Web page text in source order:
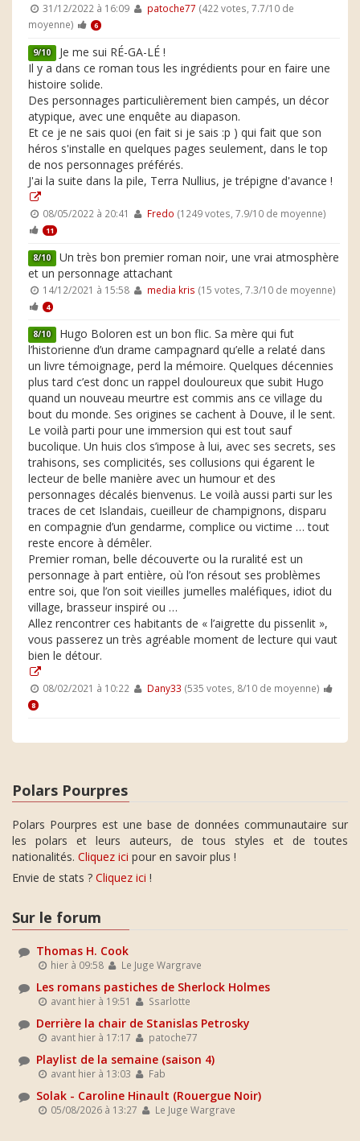
31/12/2022 à 16:09 patoche77 (422 votes, 7.7/10 de
moyenne)
6
9/10 Je me sui RÉ-GA-LÉ !
Il y a dans ce roman tous les ingrédients pour en faire une
histoire solide.
Des personnages particulièrement bien campés, un décor
atypique, avec une enquête au diapason.
Et ce je ne sais quoi (en fait si je sais :p ) qui fait que son
héros s'installe en quelques pages seulement, dans le top
de nos personnages préférés.
J'ai la suite dans la pile, Terra Nullius, je trépigne d'avance !
08/05/2022 à 20:41 Fredo (1249 votes, 7.9/10 de moyenne)
11
8/10 Un très bon premier roman noir, une vrai atmosphère
et un personnage attachant
14/12/2021 à 15:58 media kris (15 votes, 7.3/10 de moyenne)
4
8/10 Hugo Boloren est un bon flic. Sa mère qui fut
l’historienne d’un drame campagnard qu’elle a relaté dans
un livre témoignage, perd la mémoire. Quelques décennies
plus tard c’est donc un rappel douloureux que subit Hugo
quand un nouveau meurtre est commis ans ce village du
bout du monde. Ses origines se cachent à Douve, il le sent.
Le voilà parti pour une immersion qui est tout sauf
bucolique. Un huis clos s’impose à lui, avec ses secrets, ses
trahisons, ses complicités, ses collusions qui égarent le
lecteur de belle manière avec un humour et des
personnages décalés bienvenus. Le voilà aussi parti sur les
traces de cet Islandais, cueilleur de champignons, disparu
en compagnie d’un gendarme, complice ou victime … tout
reste encore à démêler.
Premier roman, belle découverte ou la ruralité est un
personnage à part entière, où l’on résout ses problèmes
entre soi, que l’on soit vieilles jumelles maléfiques, idiot du
village, brasseur inspiré ou …
Allez rencontrer ces habitants de « l’aigrette du pissenlit »,
vous passerez un très agréable moment de lecture qui vaut
bien le détour.
08/02/2021 à 10:22 Dany33 (535 votes, 8/10 de moyenne)
8
Polars Pourpres
Polars Pourpres est une base de données communautaire sur
les polars et leurs auteurs, de tous styles et de toutes
nationalités. Cliquez ici pour en savoir plus !
Envie de stats ? Cliquez ici !
Sur le forum
Thomas H. Cook
hier à 09:58 Le Juge Wargrave
Les romans pastiches de Sherlock Holmes
avant hier à 19:51 Ssarlotte
Derrière la chair de Stanislas Petrosky
avant hier à 17:17 patoche77
Playlist de la semaine (saison 4)
avant hier à 13:03 Fab
Solak - Caroline Hinault (Rouergue Noir)
05/08/2026 à 13:27 Le Juge Wargrave